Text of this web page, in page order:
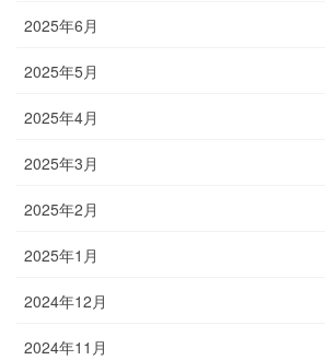
2025年6月
2025年5月
2025年4月
2025年3月
2025年2月
2025年1月
2024年12月
2024年11月